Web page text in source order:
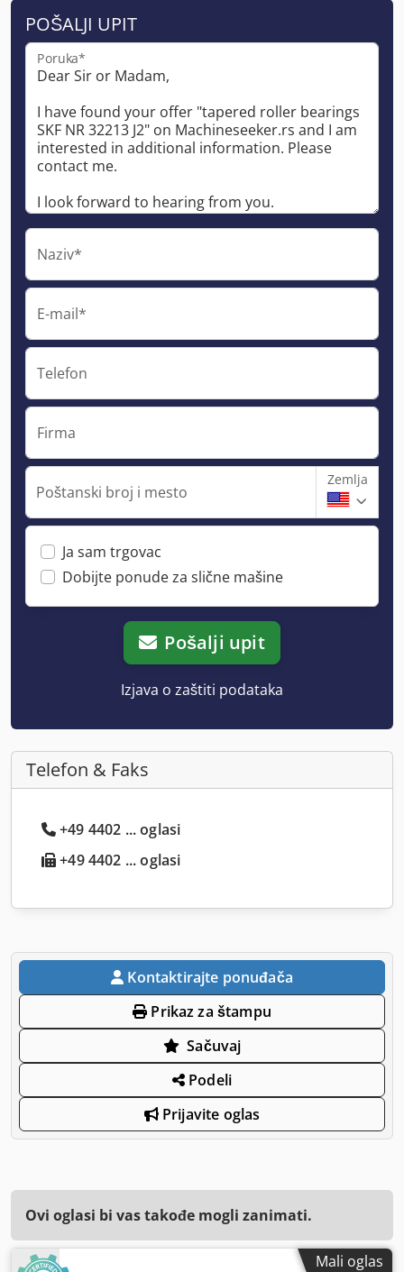
POŠALJI UPIT
Poruka*
Naziv*
E-mail*
Telefon
Firma
Poštanski broj i mesto
Zemlja
Ja sam trgovac
Dobijte ponude za slične mašine
Pošalji upit
Izjava o zaštiti podataka
Telefon & Faks
+49 4402 ... oglasi
+49 4402 ... oglasi
Kontaktirajte ponuđača
Prikaz za štampu
Sačuvaj
Podeli
Prijavite oglas
Ovi oglasi bi vas takođe mogli zanimati.
Mali oglas